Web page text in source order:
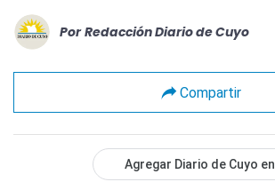
Por Redacción Diario de Cuyo
Compartir
Agregar Diario de Cuyo en